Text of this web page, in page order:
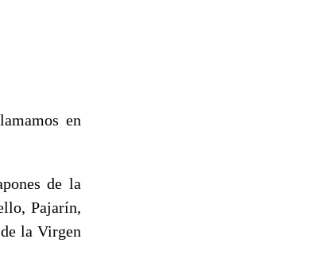
en
de la
Pajarín,
la Virgen